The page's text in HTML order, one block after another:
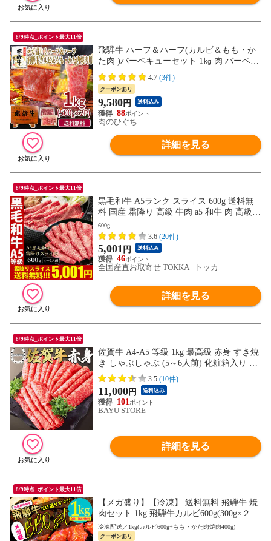
8/9時点_ポイント最大11倍
飛騨牛 ハーフ＆ハーフ(カルビ＆もも・か
た肉 )バーベキューセット 1㎏ 肉 バーベキ
ュー 焼肉 焼き肉 黒毛和牛 BBQ 牛肉 メガ
盛り ｄ5
4.7 (3件)
クーポンあり
9,580円 送料込み
88
肉のひぐち
詳細を見る
8/9時点_ポイント最大11倍
黒毛和牛 A5ランク スライス 600g 送料無
料 国産 霜降り 高級 牛肉 a5 和牛 肉 高級肉
しゃぶしゃぶ すき焼き すき焼き肉 お取り
寄せ プレゼント
600g
3.6 (20件)
5,001 円 送料込み
46
全国産直お取寄せ TOKKA ｰトッカｰ
詳細を見る
8/9時点_ポイント最大11倍
佐賀牛 A4-A5 等級 1kg 最高級 赤身 すき焼
き しゃぶしゃぶ (5～6人前) 化粧箱入り 高
級 肉 牛肉 内祝 父の日 敬老の日 誕生日 御
祝 ギフト 佐賀牛証明書付き 冷凍
3.5 (10件)
11,000円 送料込み
101
BAYU STORE
詳細を見る
8/9時点_ポイント最大11倍
【メガ盛り】【冷凍】 送料無料 飛騨牛 焼
肉セット 1kg 飛騨牛カルビ600g(300g×２)
飛騨牛もも・かた肉焼肉400g(200g×2) カル
ビ 赤身 もも肉 肩肉 バーベキュー BBQ 焼
冷凍配送／1kg(カルビ600g+もも・かた肉焼肉400g)
クーポンあり